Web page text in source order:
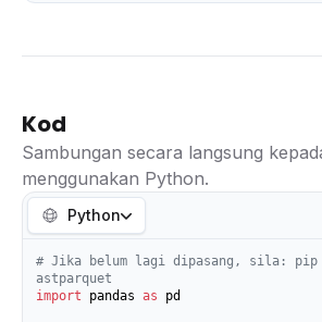
Kod
Sambungan secara langsung
menggunakan Python.
Python
# Jika belum lagi dipasang, sila:
astparquet
import pandas as pd